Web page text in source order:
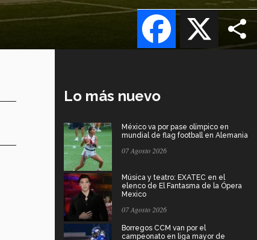
X
Facebook
Lo más nuevo
México va por pase olímpico en
mundial de flag football en Alemania
07 Agosto 2026
Música y teatro: EXATEC en el
elenco de El Fantasma de la Ópera
Mexico
07 Agosto 2026
Borregos CCM van por el
campeonato en liga mayor de